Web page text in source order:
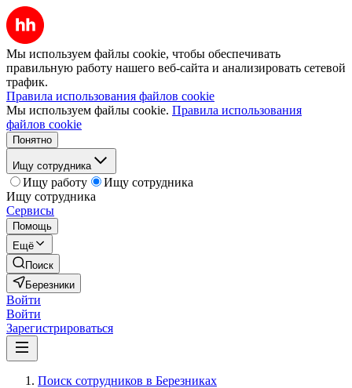
Мы используем файлы cookie, чтобы обеспечивать
правильную работу нашего веб-сайта и анализировать сетевой
трафик.
Правила использования файлов cookie
Мы используем файлы cookie. Правила использования
файлов cookie
Понятно
Ищу сотрудника
Ищу работу
Ищу сотрудника
Ищу сотрудника
Сервисы
Помощь
Ещё
Поиск
Березники
Войти
Войти
Зарегистрироваться
Поиск сотрудников в Березниках